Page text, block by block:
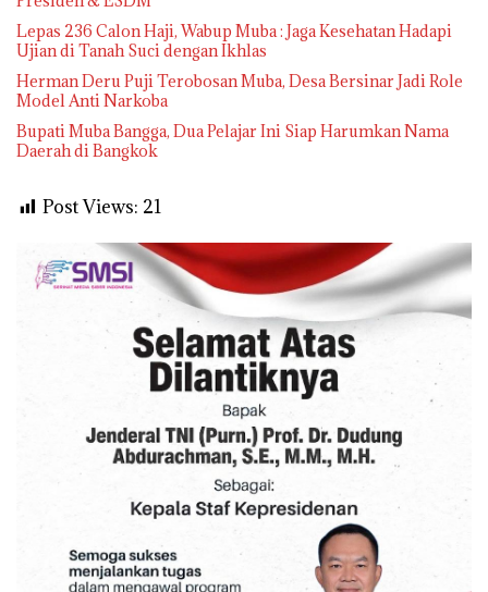
Lepas 236 Calon Haji, Wabup Muba : Jaga Kesehatan Hadapi
Ujian di Tanah Suci dengan Ikhlas
Herman Deru Puji Terobosan Muba, Desa Bersinar Jadi Role
Model Anti Narkoba
Bupati Muba Bangga, Dua Pelajar Ini Siap Harumkan Nama
Daerah di Bangkok
Post Views: 21